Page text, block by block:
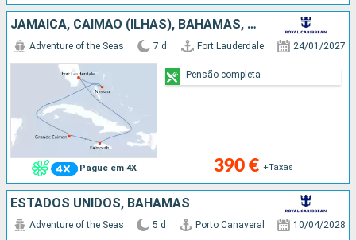
JAMAICA, CAIMÃO (ILHAS), BAHAMAS, ESTADOS UNIDOS
Pague em 4X
Adventure of the Seas 7 d Fort Lauderdale 24/01/2027
390 € +Taxas
Pensão completa
ESTADOS UNIDOS, BAHAMAS
Adventure of the Seas 5 d Porto Canaveral 10/04/2028